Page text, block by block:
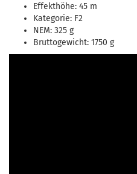
Effekthöhe: 45 m
Kategorie: F2
NEM: 325 g
Bruttogewicht: 1750 g